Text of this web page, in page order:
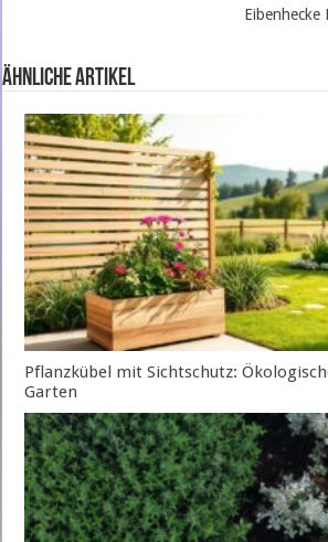
ähnliche Artikel
Pflanzkübel mit Sichtschutz:
Garten